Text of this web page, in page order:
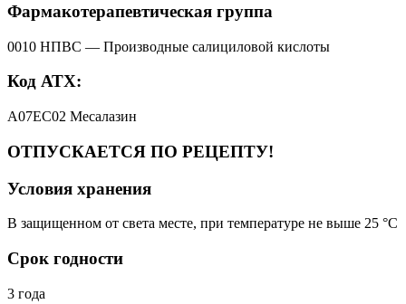
Фармакотерапевтическая группа
0010 НПВС — Производные салициловой кислоты
Код АТХ:
A07EC02 Месалазин
ОТПУСКАЕТСЯ ПО РЕЦЕПТУ!
Условия хранения
В защищенном от света месте, при температуре не выше 25 °C
Срок годности
3 года